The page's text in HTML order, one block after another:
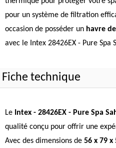
pour un système de filtration
occasion de posséder un havre
avec le Intex 28426EX - Pure Spa
Fiche technique
Le Intex - 28426EX - Pure Spa
qualité conçu pour offrir une
Avec des dimensions de 56 x 79 x